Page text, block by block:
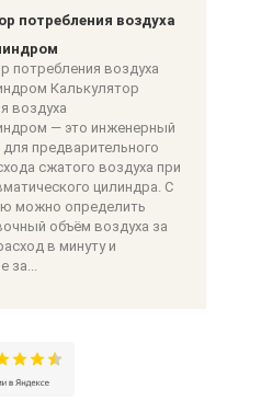
потребления воздуха
потребления воздуха
Калькулятор
воздуха
— это инженерный
для предварительного
сжатого воздуха при
цилиндра. С
можно определить
объём воздуха за
в минуту и
за...